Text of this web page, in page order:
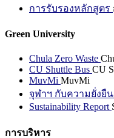
การรับรองหลักสูตร
Green University
Chula Zero Waste
CU Shuttle Bus CU
MuvMi MuvMi
จุฬาฯ กับความยั่งยืน
Sustainability Report
การบริหาร